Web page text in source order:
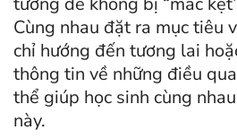
Cùng nhau đặt ra mục tiêu
chỉ hướng đến tương lai
thông tin về những điều
thể giúp học sinh cùng
này.